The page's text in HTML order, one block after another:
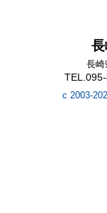
長崎
c 2003-